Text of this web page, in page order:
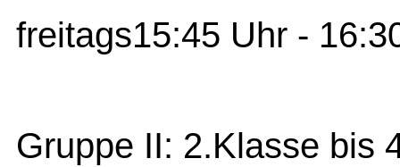
freitags15:45 Uhr -
Gruppe II: 2.Klasse bis